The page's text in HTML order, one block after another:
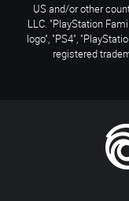
US and/or other
LLC. "PlayStation
logo", "PS4",
registered